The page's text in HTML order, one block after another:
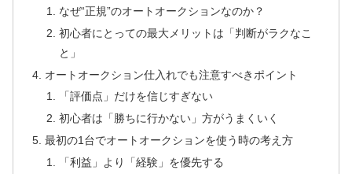
なぜ“正規”のオートオークションなのか？
初心者にとっての最大メリットは「判断がラクなこ
と」
オートオークション仕入れでも注意すべきポイント
「評価点」だけを信じすぎない
初心者は「勝ちに行かない」方がうまくいく
最初の1台でオートオークションを使う時の考え方
「利益」より「経験」を優先する